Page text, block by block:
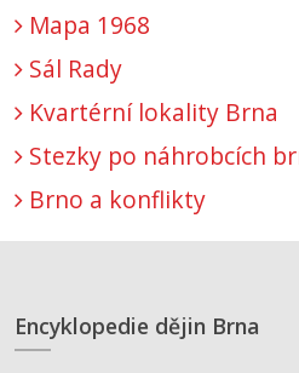
Mapa 1968
Sál Rady
Kvartérní lokality Brna
Stezky po náhrobcích
Brno a konflikty
Encyklopedie dějin Brna